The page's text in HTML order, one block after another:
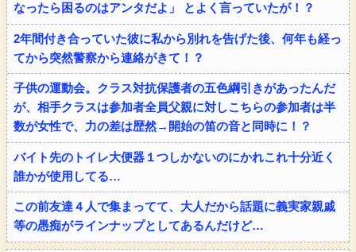
なったら困るのはアンタだよ」 とよく言っていたが！？
2年間付き合っていた彼に私から別れを告げた後、何年も経っ
てから突然警察から連絡がきて！？
子供の運動会。クラス対抗保護者の五色綱引きがあったんだ
が、相手クラスは参加者全員父親に対しこちらの参加者は半
数が女性で、力の差は歴然→開始の笛の音と同時に！？
バイト先のトイレ大便器１つしかないのにかれこれ十分近く
誰かが使用してる…
この前友達４人で集まってて、大人だから話題に義実家親戚
等の愚痴がラインナップとしてあるんだけど…